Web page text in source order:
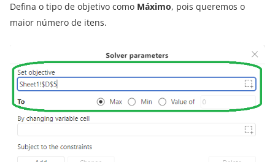
Defina o tipo de objetivo como Máximo, pois queremos o
maior número de itens.